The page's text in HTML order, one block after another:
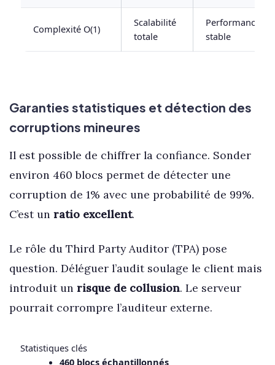
Complexité O(1)
Scalabilité
totale
Performance
stable
Garanties statistiques et détection des
corruptions mineures
Il est possible de chiffrer la confiance. Sonder
environ 460 blocs permet de détecter une
corruption de 1% avec une probabilité de 99%.
C’est un ratio excellent.
Le rôle du Third Party Auditor (TPA) pose
question. Déléguer l’audit soulage le client mais
introduit un risque de collusion. Le serveur
pourrait corrompre l’auditeur externe.
Statistiques clés
460 blocs échantillonnés